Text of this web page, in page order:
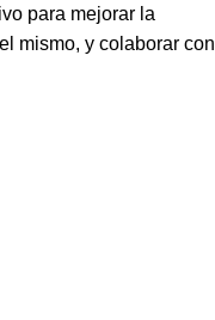
para mejorar la
mismo, y colaborar con